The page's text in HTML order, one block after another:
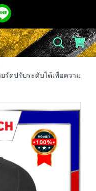
รัดปรับระดับได้เพื่อความ